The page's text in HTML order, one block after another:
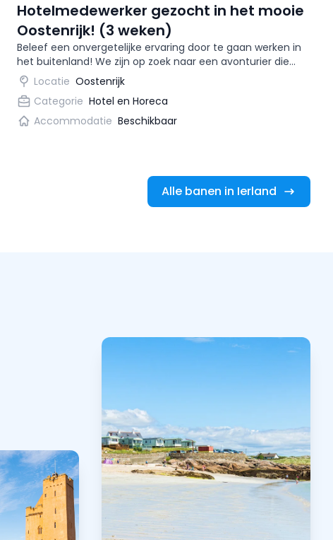
Hotelmedewerker gezocht in het mooie
Oostenrijk! (3 weken)
Beleef een onvergetelijke ervaring door te gaan werken in
het buitenland! We zijn op zoek naar een avonturier die
samen met ons het Gasthof wil runnen. Een afwisselende
baan in een schitterende omgeving! Daarnaast kun jij
doorgroeien tot een managementfunctie. Blijf enthousiast
en lees snel verder om te kijken wat je kunt verwachten.
Locatie Oostenrijk
Categorie Hotel en Horeca
Accommodatie Beschikbaar
Alle banen in Ierland